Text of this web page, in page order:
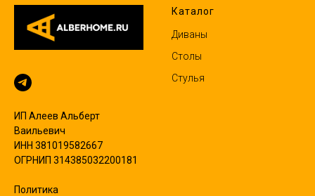
ИП Алеев Альберт
Ваильевич
ИНН 381019582667
ОГРНИП 314385032200181
Политика
Каталог
Диваны
Столы
Стулья